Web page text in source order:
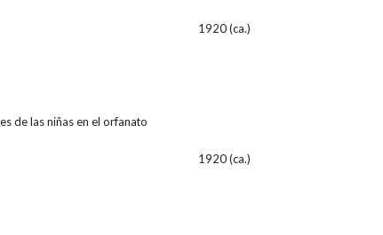
1920 (ca.)
de las niñas en el orfanato
1920 (ca.)